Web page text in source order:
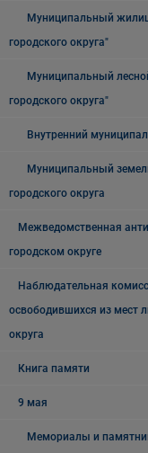
Муниципальный
городского округа"
Муниципальный
городского округа"
Внутренний
Муниципальный
городского округа
Межведомственная
городском округе
Наблюдательная
освободившихся из мест
округа
Книга памяти
9 мая
Мемориалы и